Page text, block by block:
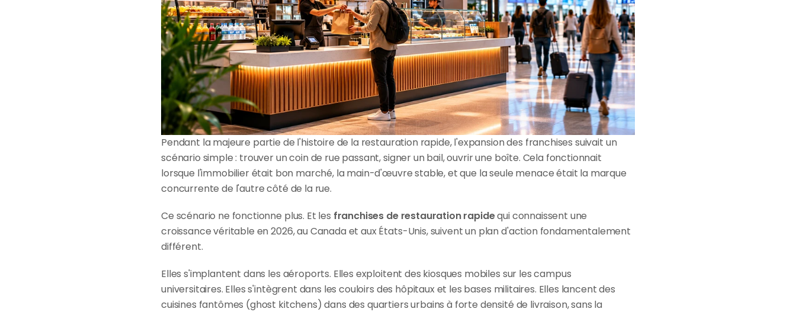
Pendant la majeure partie de l'histoire de la restauration rapide, l'expansion des franchises suivait un
scénario simple : trouver un coin de rue passant, signer un bail, ouvrir une boîte. Cela fonctionnait
lorsque l'immobilier était bon marché, la main-d'œuvre stable, et que la seule menace était la marque
concurrente de l'autre côté de la rue.
Ce scénario ne fonctionne plus. Et les franchises de restauration rapide qui connaissent une
croissance véritable en 2026, au Canada et aux États-Unis, suivent un plan d'action fondamentalement
différent.
Elles s'implantent dans les aéroports. Elles exploitent des kiosques mobiles sur les campus
universitaires. Elles s'intègrent dans les couloirs des hôpitaux et les bases militaires. Elles lancent des
cuisines fantômes (ghost kitchens) dans des quartiers urbains à forte densité de livraison, sans la